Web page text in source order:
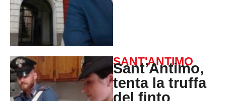
SANT'ANTIMO
Sant’Antimo,
tenta la truffa
del finto